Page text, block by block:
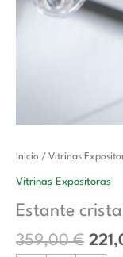
Inicio / Vitrinas
Vitrinas Expositoras
Estante
359,00€
El
era:
Estante
cristal
VRE/V-
250
cantidad